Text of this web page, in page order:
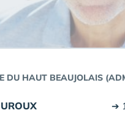
DU HAUT BEAUJOLAIS
➔